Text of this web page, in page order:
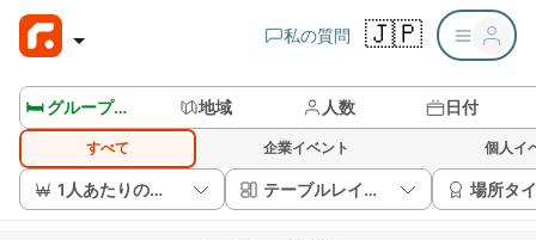
私の質問 🇯🇵
🛏️ グループルームを見る 地域 人数 日付
すべて 企業イベント 個人イ
1人あたりの価格 テーブルレイアウト 場所タ